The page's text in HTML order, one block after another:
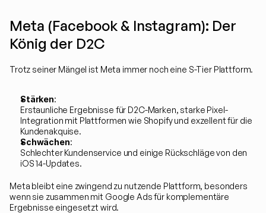
Meta (Facebook & Instagram): Der
König der D2C
Trotz seiner Mängel ist Meta immer noch eine S-Tier Plattform.
Stärken:
Erstaunliche Ergebnisse für D2C-Marken, starke Pixel-
Integration mit Plattformen wie Shopify und exzellent für die
Kundenakquise.
Schwächen:
Schlechter Kundenservice und einige Rückschläge von den
iOS 14-Updates.
Meta bleibt eine zwingend zu nutzende Plattform, besonders
wenn sie zusammen mit Google Ads für komplementäre
Ergebnisse eingesetzt wird.